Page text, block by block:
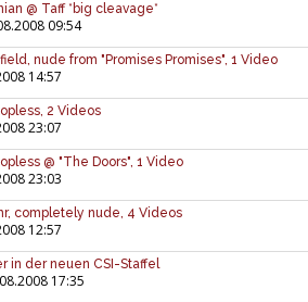
@ Taff *big cleavage*
09:54
nude from "Promises Promises", 1 Video
14:57
2 Videos
23:07
@ "The Doors", 1 Video
23:03
completely nude, 4 Videos
12:57
in der neuen CSI-Staffel
17:35